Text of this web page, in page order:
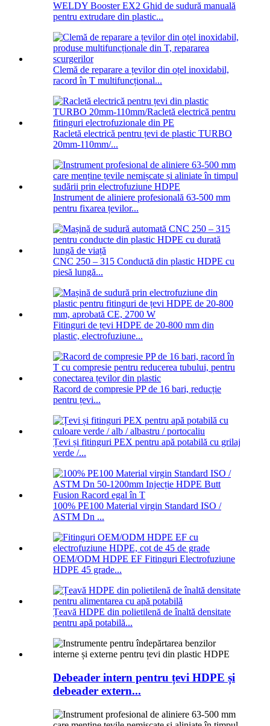
WELDY Booster EX2 Ghid de sudură manuală
pentru extrudare din plastic...
Clemă de reparare a țevilor din oțel inoxidabil,
racord în T multifuncțional...
Racletă electrică pentru țevi de plastic TURBO
20mm-110mm/...
Instrument de aliniere profesională 63-500 mm
pentru fixarea țevilor...
CNC 250 – 315 Conductă din plastic HDPE cu
piesă lungă...
Fitinguri de țevi HDPE de 20-800 mm din
plastic, electrofuziune...
Racord de compresie PP de 16 bari, reducție
pentru țevi...
Țevi și fitinguri PEX pentru apă potabilă cu grilaj
verde /...
100% PE100 Material virgin Standard ISO /
ASTM Dn ...
OEM/ODM HDPE EF Fitinguri Electrofuziune
HDPE 45 grade...
Țeavă HDPE din polietilenă de înaltă densitate
pentru apă potabilă...
Debeader intern pentru țevi HDPE și
debeader extern...